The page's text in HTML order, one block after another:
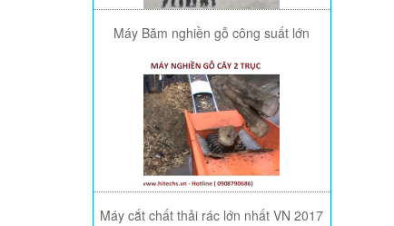
Máy Băm nghiền gỗ công suất lớn
Máy cắt chất thải rác lớn nhất VN 2017